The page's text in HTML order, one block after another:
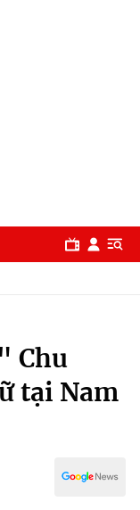
Chu
tại Nam